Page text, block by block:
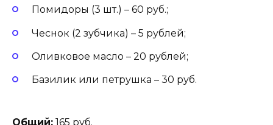
Помидоры (3 шт.) – 60 руб.;
Чеснок (2 зубчика) – 5 рублей;
Оливковое масло – 20 рублей;
Базилик или петрушка – 30 руб.
Общий: 165 руб.